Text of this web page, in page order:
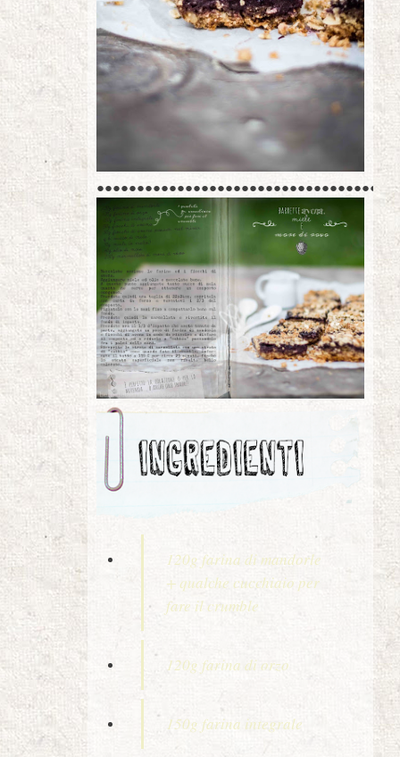
120g farina di mandorle
+ qualche cucchiaio per
fare il crumble
120g farina di orzo
150g farina integrale